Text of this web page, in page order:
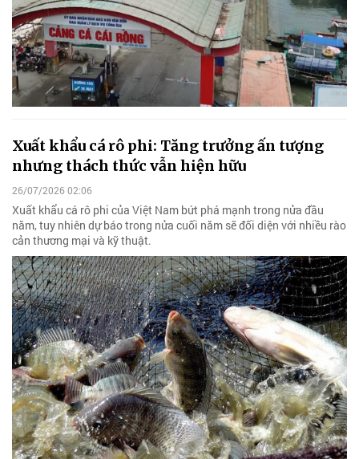
Xuất khẩu cá rô phi: Tăng trưởng ấn tượng
nhưng thách thức vẫn hiện hữu
26/07/2026 02:06
Xuất khẩu cá rô phi của Việt Nam bứt phá mạnh trong nửa đầu
năm, tuy nhiên dự báo trong nửa cuối năm sẽ đối diện với nhiều rào
cản thương mại và kỹ thuật.